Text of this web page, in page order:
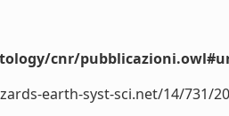
cnr/
earth-syst-sci.net/14/731/